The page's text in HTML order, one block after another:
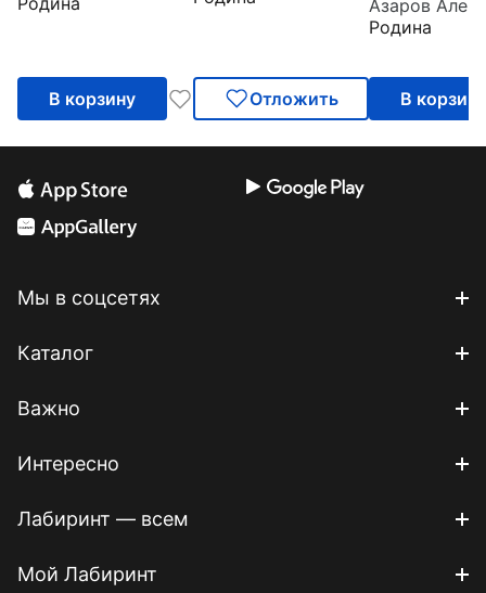
В корзину Отложить
Родина
В корзину
Мы в соцсетях
Каталог
Важно
Интересно
Лабиринт — всем
Мой Лабиринт